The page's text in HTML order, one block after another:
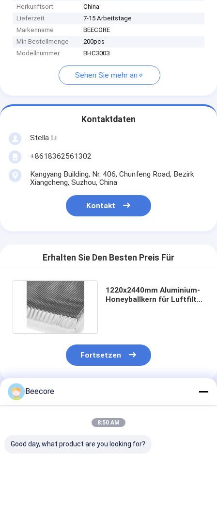
Herkunftsort
China
Lieferzeit
7-15 Arbeitstage
Markenname
BEECORE
Min Bestellmenge
200pcs
Modellnummer
BHC3003
Sehen Sie mehr an
Kontaktdaten
Stella Li
+8618362561302
Kangyang Building, Nr. 406, Chunfeng Road, Bezirk
Xiangcheng, Suzhou, China
Kontakt
Erhalten Sie Den Besten Preis Für
1220x2440mm Aluminium-
Honeyballkern für Luftfilter
Fortsetzen
Empfohlene Produkte
Beecore
8:50 AM
Good day, what product are you looking for?